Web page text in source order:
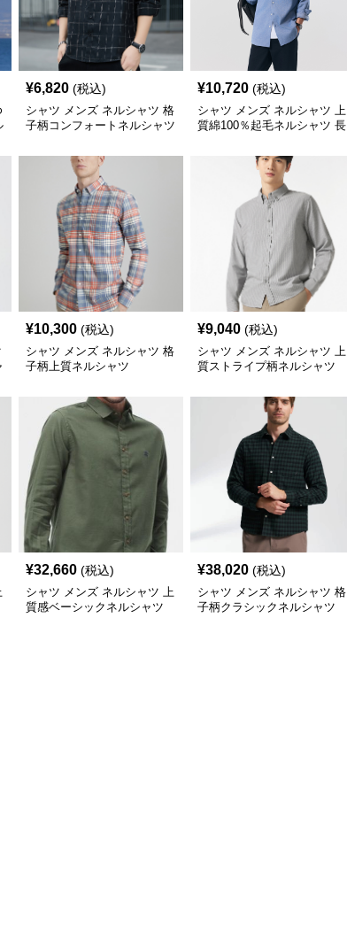
¥6,820 (税込)
シャツ メンズ ネルシャツ 格
子柄コンフォートネルシャツ
¥10,720 (税込)
シャツ メンズ ネルシャツ 上
質綿100％起毛ネルシャツ 長
¥10,300 (税込)
シャツ メンズ ネルシャツ 格
子柄上質ネルシャツ
¥9,040 (税込)
シャツ メンズ ネルシャツ 上
質ストライプ柄ネルシャツ
¥32,660 (税込)
シャツ メンズ ネルシャツ 上
質感ベーシックネルシャツ
¥38,020 (税込)
シャツ メンズ ネルシャツ 格
子柄クラシックネルシャツ